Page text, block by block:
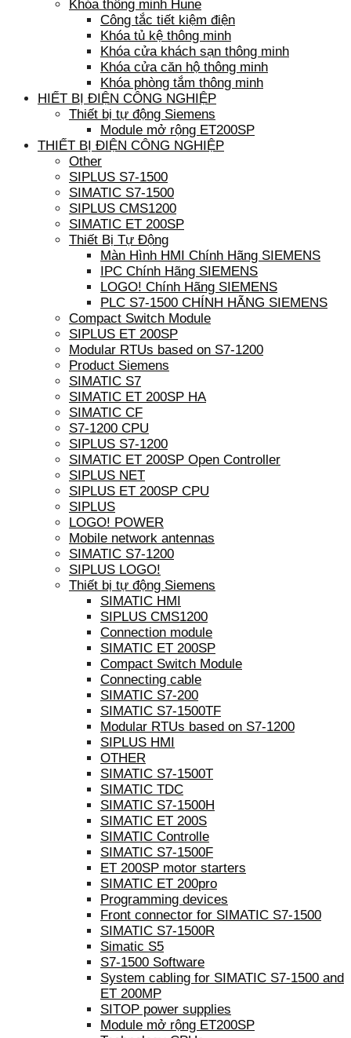
Khóa thông minh Hune
Công tắc tiết kiệm điện
Khóa tủ kệ thông minh
Khóa cửa khách sạn thông minh
Khóa cửa căn hộ thông minh
Khóa phòng tắm thông minh
HIẾT BỊ ĐIỆN CÔNG NGHIỆP
Thiết bị tự động Siemens
Module mở rộng ET200SP
THIẾT BỊ ĐIỆN CÔNG NGHIỆP
Other
SIPLUS S7-1500
SIMATIC S7-1500
SIPLUS CMS1200
SIMATIC ET 200SP
Thiết Bị Tự Động
Màn Hình HMI Chính Hãng SIEMENS
IPC Chính Hãng SIEMENS
LOGO! Chính Hãng SIEMENS
PLC S7-1500 CHÍNH HÃNG SIEMENS
Compact Switch Module
SIPLUS ET 200SP
Modular RTUs based on S7-1200
Product Siemens
SIMATIC S7
SIMATIC ET 200SP HA
SIMATIC CF
S7-1200 CPU
SIPLUS S7-1200
SIMATIC ET 200SP Open Controller
SIPLUS NET
SIPLUS ET 200SP CPU
SIPLUS
LOGO! POWER
Mobile network antennas
SIMATIC S7-1200
SIPLUS LOGO!
Thiết bị tự động Siemens
SIMATIC HMI
SIPLUS CMS1200
Connection module
SIMATIC ET 200SP
Compact Switch Module
Connecting cable
SIMATIC S7-200
SIMATIC S7-1500TF
Modular RTUs based on S7-1200
SIPLUS HMI
OTHER
SIMATIC S7-1500T
SIMATIC TDC
SIMATIC S7-1500H
SIMATIC ET 200S
SIMATIC Controlle
SIMATIC S7-1500F
ET 200SP motor starters
SIMATIC ET 200pro
Programming devices
Front connector for SIMATIC S7-1500
SIMATIC S7-1500R
Simatic S5
S7-1500 Software
System cabling for SIMATIC S7-1500 and
ET 200MP
SITOP power supplies
Module mở rộng ET200SP